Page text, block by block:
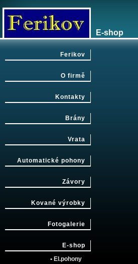
E-shop
Ferikov
O firmě
Kontakty
Brány
Vrata
Automatické pohony
Závory
Kované výrobky
Fotogalerie
E-shop
• El.pohony